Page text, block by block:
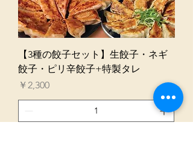
【3種の餃子セット】生餃子・ネギ
餃子・ピリ辛餃子+特製タレ
価格
￥2,300